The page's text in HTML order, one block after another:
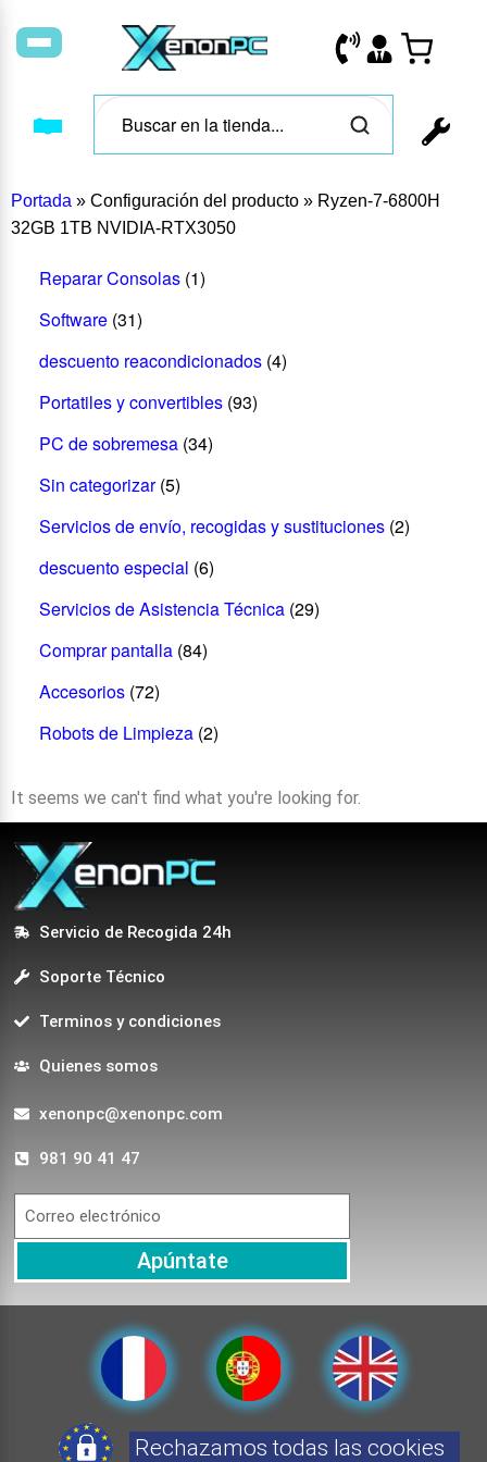
Portada » Configuración del producto » Ryzen-7-6800H
32GB 1TB NVIDIA-RTX3050
Reparar Consolas (1)
Software (31)
descuento reacondicionados (4)
Portatiles y convertibles (93)
PC de sobremesa (34)
Sin categorizar (5)
Servicios de envío, recogidas y sustituciones (2)
descuento especial (6)
Servicios de Asistencia Técnica (29)
Comprar pantalla (84)
Accesorios (72)
Robots de Limpieza (2)
It seems we can't find what you're looking for.
Servicio de Recogida 24h
Soporte Técnico
Terminos y condiciones
Quienes somos
xenonpc@xenonpc.com
981 90 41 47
Apúntate
Rechazamos todas las cookies